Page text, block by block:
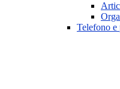
Telefono e